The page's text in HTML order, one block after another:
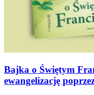
Bajka o Świętym
ewangelizację